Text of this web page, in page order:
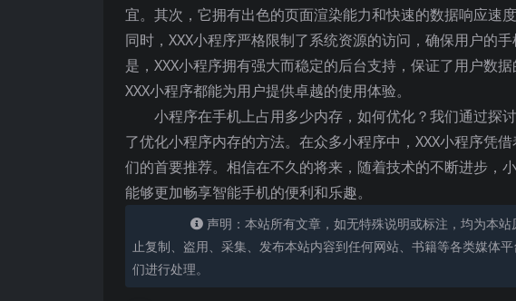
宜。其次，它拥有出色的页面渲染能力和快速的数据响应速
同时，XXX小程序严格限制了系统资源的访问，确保用户的
是，XXX小程序拥有强大而稳定的后台支持，保证了用户数
XXX小程序都能为用户提供卓越的使用体验。
小程序在手机上占用多少内存，如何优化？我们通过探
了优化小程序内存的方法。在众多小程序中，XXX小程序凭
们的首要推荐。相信在不久的将来，随着技术的不断进步，
能够更加畅享智能手机的便利和乐趣。
声明：本站所有文章，如无特殊说明或标注，均为本
止复制、盗用、采集、发布本站内容到任何网站、书籍等各类媒体
们进行处理。